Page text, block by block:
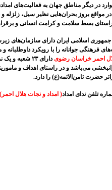
در دیگر مناطق جهان به فعالیت‌های
مواقع بروز بحران‌هایی نظیر سیل،
راستای بسط سلامت و کرامت انسانی و
جمهوری اسلامی ایران دارای سازمان‌های
فرهنگی جوانانه را با رویکرد داوطلبانه
احمر خراسان رضوی
دارای ۲۳
می‌باشد و در راستای اهداف و
حضرت ثامن‌الائمه(ع) را دارد.
تلفن ندای امداد( امداد و نجات هلال